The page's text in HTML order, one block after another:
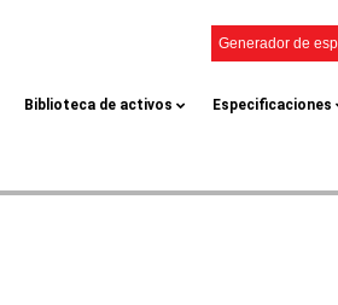
Generador de
Biblioteca de activos Especificaciones